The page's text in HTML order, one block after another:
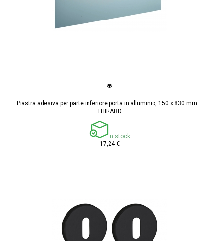
Piastra adesiva per parte inferiore porta in alluminio, 150 x 830 mm –
THIRARD
In stock
17,24 €